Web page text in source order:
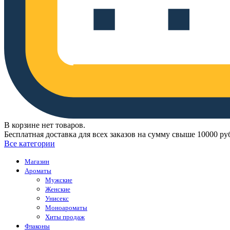
В корзине нет товаров.
Бесплатная доставка для всех заказов на сумму свыше 10000
Все категории
Магазин
Ароматы
Мужские
Женские
Унисекс
Моноароматы
Хиты продаж
Флаконы